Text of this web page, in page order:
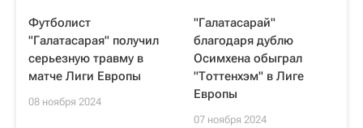
Футболист
"Галатасарая" получил
серьезную травму в
матче Лиги Европы
08 ноября 2024
"Галатасарай"
благодаря дублю
Осимхена обыграл
"Тоттенхэм" в Лиге
Европы
07 ноября 2024